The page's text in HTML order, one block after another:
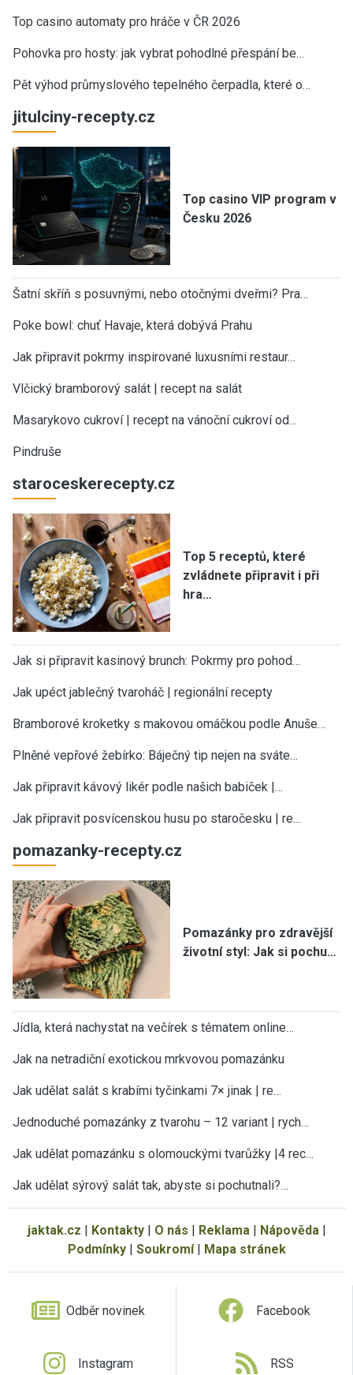
Top casino automaty pro hráče v ČR 2026
Pohovka pro hosty: jak vybrat pohodlné přespání be…
Pět výhod průmyslového tepelného čerpadla, které o…
jitulciny-recepty.cz
Top casino VIP program v
Česku 2026
Šatní skříň s posuvnými, nebo otočnými dveřmi? Pra…
Poke bowl: chuť Havaje, která dobývá Prahu
Jak připravit pokrmy inspirované luxusními restaur…
Vlčický bramborový salát | recept na salát
Masarykovo cukroví | recept na vánoční cukroví od…
Pindruše
staroceskerecepty.cz
Top 5 receptů, které
zvládnete připravit i při
hra…
Jak si připravit kasinový brunch: Pokrmy pro pohod…
Jak upéct jablečný tvaroháč | regionální recepty
Bramborové kroketky s makovou omáčkou podle Anuše…
Plněné vepřové žebírko: Báječný tip nejen na sváte…
Jak připravit kávový likér podle našich babiček |…
Jak připravit posvícenskou husu po staročesku | re…
pomazanky-recepty.cz
Pomazánky pro zdravější
životní styl: Jak si pochu…
Jídla, která nachystat na večírek s tématem online…
Jak na netradiční exotickou mrkvovou pomazánku
Jak udělat salát s krabími tyčinkami 7× jinak | re…
Jednoduché pomazánky z tvarohu – 12 variant | rych…
Jak udělat pomazánku s olomouckými tvarůžky |4 rec…
Jak udělat sýrový salát tak, abyste si pochutnali?…
jaktak.cz | Kontakty| O nás | Reklama | Nápověda |
Podmínky| Soukromí| Mapa stránek
Odběr novinek Facebook
Instagram RSS